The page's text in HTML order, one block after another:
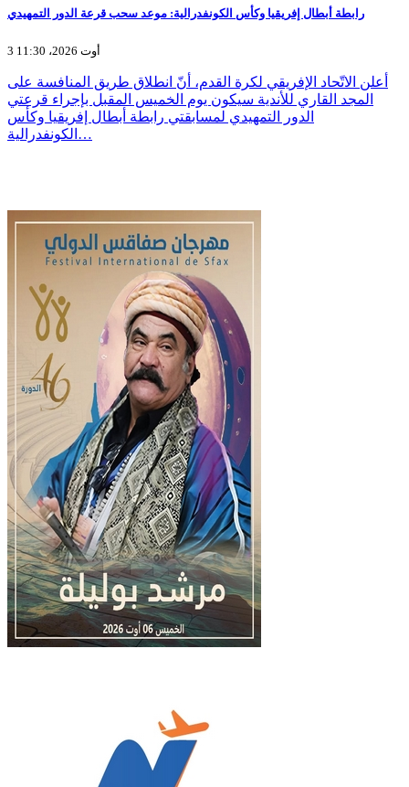
رابطة أبطال إفريقيا وكأس الكونفدرالية: موعد سحب قرعة الدور التمهيدي
3 أوت 2026، 11:30
أعلن الاتّحاد الإفريقي لكرة القدم، أنّ انطلاق طريق المنافسة على
المجد القاري للأندية سيكون يوم الخميس المقبل بإجراء قرعتي
الدور التمهيدي لمسابقتي رابطة أبطال إفريقيا وكأس
الكونفدرالية…